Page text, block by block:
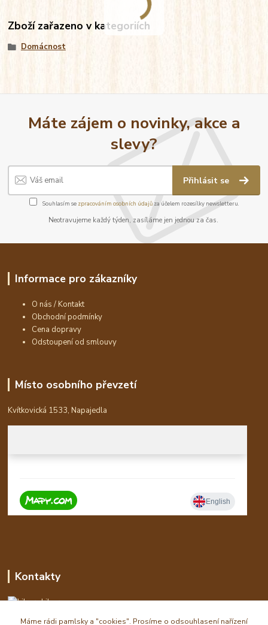
Zboží zařazeno v kategoriích
Domácnost
Máte zájem o novinky, akce a
slevy?
Přihlásit se
Souhlasím se zpracováním osobních údajůza účelem rozesílky newsletteru.
Neotravujeme každý týden, zasíláme jen jednou za čas.
Informace pro zákazníky
O nás / Kontakt
Obchodní podmínky
Cena dopravy
Odstoupení od smlouvy
Místo osobního převzetí
Kvítkovická 1533, Napajedla
Kontakty
Libor
Máme rádi pamlsky a "cookies". Prosíme o odsouhlasení nařízení